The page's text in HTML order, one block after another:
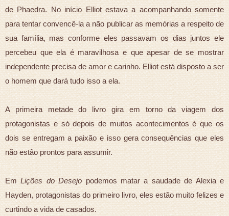
de Phaedra. No início Elliot estava a acompanhando somente
para tentar convencê-la a não publicar as memórias a respeito de
sua família, mas conforme eles passavam os dias juntos ele
percebeu que ela é maravilhosa e que apesar de se mostrar
independente precisa de amor e carinho. Elliot está disposto a ser
o homem que dará tudo isso a ela.
A primeira metade do livro gira em torno da viagem dos
protagonistas e só depois de muitos acontecimentos é que os
dois se entregam a paixão e isso gera consequências que eles
não estão prontos para assumir.
EmLições do Desejopodemos matar a saudade de Alexia e
Hayden, protagonistas do primeiro livro, eles estão muito felizes e
curtindo a vida de casados.